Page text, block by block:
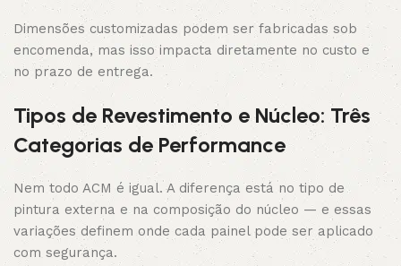
Dimensões customizadas podem ser fabricadas sob
encomenda, mas isso impacta diretamente no custo e
no prazo de entrega.
Tipos de Revestimento e Núcleo: Três
Categorias de Performance
Nem todo ACM é igual. A diferença está no tipo de
pintura externa e na composição do núcleo — e essas
variações definem onde cada painel pode ser aplicado
com segurança.